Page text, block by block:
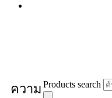
ความ Products search